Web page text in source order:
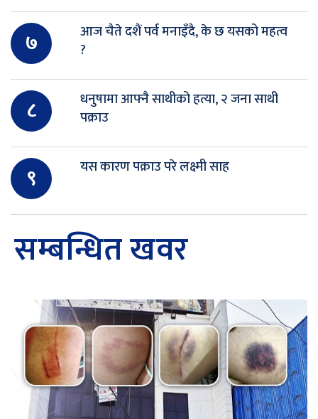
७
आज चैते दशैं पर्व मनाइँदै, के छ यसको महत्व
?
८
धनुषामा आफ्नै साथीको हत्या, २ जना साथी
पक्राउ
९ यस कारण पक्राउ परे लक्ष्मी साह
सम्बन्धित खवर